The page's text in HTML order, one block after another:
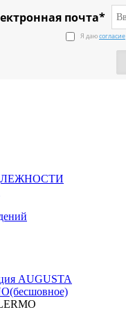
почта*
Я даюсогласие
AUGUSTA